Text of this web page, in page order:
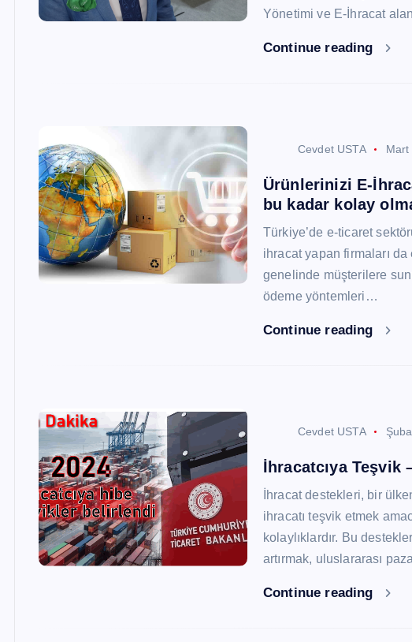
Yönetimi ve E-İhracat
Continue reading
Cevdet USTA
Ürünlerinizi E-
bu kadar kolay
Türkiye’de e-ticaret
ihracat yapan firmaları
genelinde müşterilere
ödeme yöntemleri…
Continue reading
Cevdet USTA
İhracatcıya Teşvik
İhracat destekleri, bir
ihracatı teşvik etmek
kolaylıklardır. Bu
artırmak, uluslararası
Continue reading